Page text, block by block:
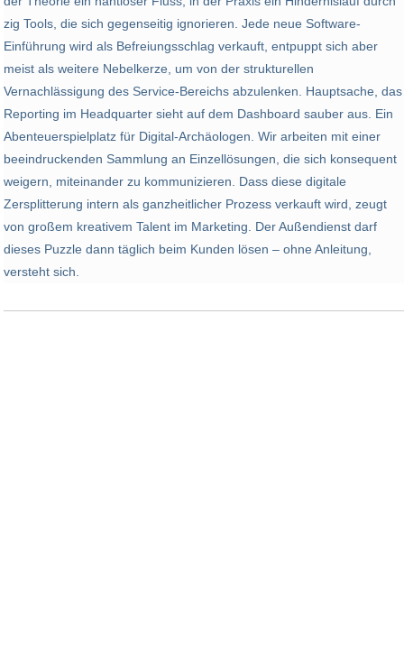
zig Tools, die sich gegenseitig ignorieren. Jede neue Software-
Einführung wird als Befreiungsschlag verkauft, entpuppt sich aber
meist als weitere Nebelkerze, um von der strukturellen
Vernachlässigung des Service-Bereichs abzulenken. Hauptsache, das
Reporting im Headquarter sieht auf dem Dashboard sauber aus. Ein
Abenteuerspielplatz für Digital-Archäologen. Wir arbeiten mit einer
beeindruckenden Sammlung an Einzellösungen, die sich konsequent
weigern, miteinander zu kommunizieren. Dass diese digitale
Zersplitterung intern als ganzheitlicher Prozess verkauft wird, zeugt
von großem kreativem Talent im Marketing. Der Außendienst darf
dieses Puzzle dann täglich beim Kunden lösen – ohne Anleitung,
versteht sich.